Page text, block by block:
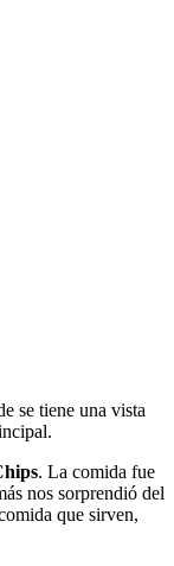
se tiene una vista
. La comida fue
nos sorprendió del
que sirven,